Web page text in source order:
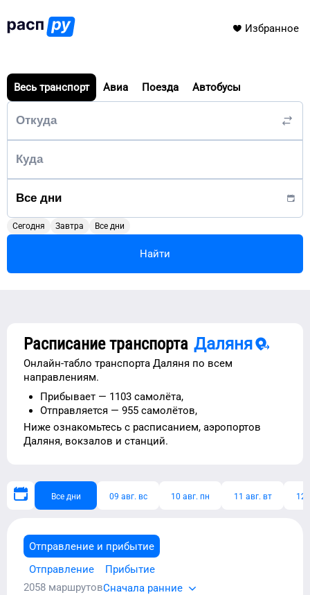
Избранное
Весь транспорт Авиа Поезда Автобусы
Сегодня Завтра Все дни
Найти
Расписание транспорта Даляня
Онлайн-табло транспорта Даляня по всем
направлениям.
Прибывает — 1103 самолёта,
Отправляется — 955 самолётов,
Ниже ознакомьтесь с расписанием, аэропортов
Даляня, вокзалов и станций.
Все дни 09 авг. вс 10 авг. пн 11 авг. вт 12
Отправление и прибытие
Отправление
Прибытие
2058 маршрутовСначала ранние